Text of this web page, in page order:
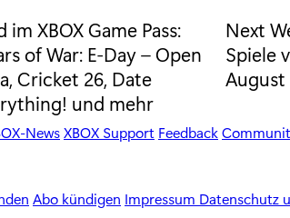
im XBOX Game Pass:
of War: E-Day – Open
Cricket 26, Date
und mehr
t
e
g
o
i
Next
Spiele
August
NewsXBOX Support Feedback
Abo kündigen Impressum Datenschutz